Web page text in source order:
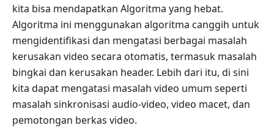
kita bisa mendapatkan Algoritma yang hebat.
Algoritma ini menggunakan algoritma canggih untuk
mengidentifikasi dan mengatasi berbagai masalah
kerusakan video secara otomatis, termasuk masalah
bingkai dan kerusakan header. Lebih dari itu, di sini
kita dapat mengatasi masalah video umum seperti
masalah sinkronisasi audio-video, video macet, dan
pemotongan berkas video.